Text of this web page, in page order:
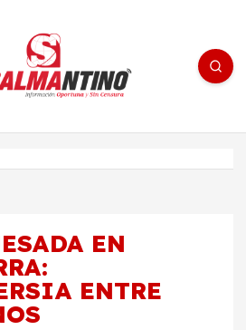
- medios/noticias/editorial
EN
ENTRE